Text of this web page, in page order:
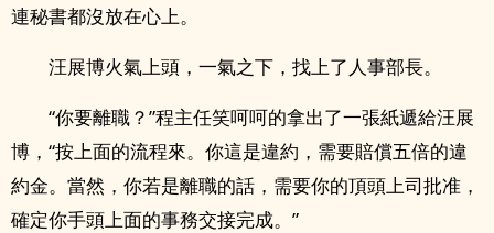
連秘書都沒放在心上。
汪展博火氣上頭，一氣之下，找上了人事部長。
“你要離職？”程主任笑呵呵的拿出了一張紙遞給汪展
博，“按上面的流程來。你這是違約，需要賠償五倍的違
約金。當然，你若是離職的話，需要你的頂頭上司批准，
確定你手頭上面的事務交接完成。”